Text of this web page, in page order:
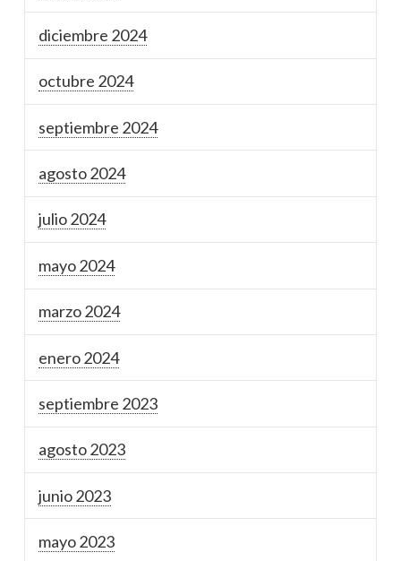
diciembre 2024
octubre 2024
septiembre 2024
agosto 2024
julio 2024
mayo 2024
marzo 2024
enero 2024
septiembre 2023
agosto 2023
junio 2023
mayo 2023